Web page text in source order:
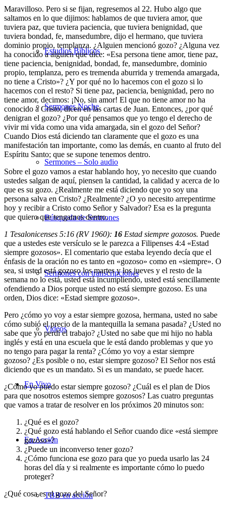
Estudios Bíblicos
Sermones Noche
Sermones – Solo audio
Búsqueda de Sermones
Sermones con transcripciones
Videos
En Vivo
En Acción
TBB en acción
Maravilloso. Pero si se fijan, regresemos al 22. Hubo algo que
saltamos en lo que dijimos: hablamos de que tuviera amor, que
tuviera paz, que tuviera paciencia, que tuviera benignidad, que
tuviera bondad, fe, mansedumbre, dijo el hermano, que tuviera
dominio propio, templanza. ¿Alguien mencionó gozo? ¿Alguna vez
ha conocido a alguien que dice: «Esa persona tiene amor, tiene paz,
tiene paciencia, benignidad, bondad, fe, mansedumbre, dominio
propio, templanza, pero es tremenda aburrida y tremenda amargada,
no tiene a Cristo»? ¿Y por qué no lo hacemos con el gozo si lo
hacemos con el resto? Si tiene paz, paciencia, benignidad, pero no
tiene amor, decimos: ¡No, sin amor! El que no tiene amor no ha
conocido a Cristo, dicen en las cartas de Juan. Entonces, ¿por qué
denigran el gozo? ¿Por qué pensamos que yo tengo el derecho de
vivir mi vida como una vida amargada, sin el gozo del Señor?
Cuando Dios está diciendo tan claramente que el gozo es una
manifestación tan importante, como las demás, en cuanto al fruto del
Espíritu Santo; que se supone tenemos dentro.
Sobre el gozo vamos a estar hablando hoy, yo necesito que cuando
ustedes salgan de aquí, piensen la cantidad, la calidad y acerca de lo
que es su gozo. ¿Realmente me está diciendo que yo soy una
persona salva en Cristo? ¿Realmente? ¿O yo necesito arrepentirme
hoy y recibir a Cristo como Señor y Salvador? Esa es la pregunta
que quiero que tengamos dentro.
1 Tesalonicenses 5:16 (RV 1960): 16 Estad siempre gozosos. Puede
que a ustedes este versículo se le parezca a Filipenses 4:4 «Estad
siempre gozosos». El comentario que estaba leyendo decía que el
énfasis de la oración no es tanto en «gozoso» como en «siempre». O
sea, si usted está gozoso los martes y los jueves y el resto de la
semana no lo está, usted está incumpliendo, usted está sencillamente
ofendiendo a Dios porque usted no está siempre gozoso. Es una
orden, Dios dice: «Estad siempre gozoso».
Pero ¿cómo yo voy a estar siempre gozosa, hermana, usted no sabe
cómo subió el precio de la mantequilla la semana pasada? ¿Usted no
sabe que yo perdí el trabajo? ¿Usted no sabe que mi hijo no habla
inglés y está en una escuela que le está dando problemas y que yo
no tengo para pagar la renta? ¿Cómo yo voy a estar siempre
gozoso? ¿Es posible o no, estar siempre gozoso? El Señor nos está
diciendo que es un mandato. Si es un mandato, se puede hacer.
¿Cómo yo puedo estar siempre gozoso? ¿Cuál es el plan de Dios
para que nosotros estemos siempre gozosos? Las cuatro preguntas
que vamos a tratar de resolver en los próximos 20 minutos son:
¿Qué es el gozo?
¿Qué gozo está hablando el Señor cuando dice «está siempre
gozoso»?
¿Puede un inconverso tener gozo?
¿Cómo funciona ese gozo para que yo pueda usarlo las 24
horas del día y si realmente es importante cómo lo puedo
proteger?
¿Qué cosa es el gozo del Señor?